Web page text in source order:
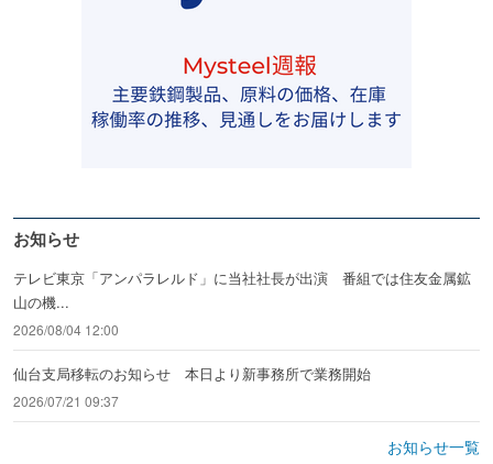
お知らせ
テレビ東京「アンパラレルド」に当社社長が出演 番組では住友金属鉱
山の機...
2026/08/04 12:00
仙台支局移転のお知らせ 本日より新事務所で業務開始
2026/07/21 09:37
お知らせ一覧